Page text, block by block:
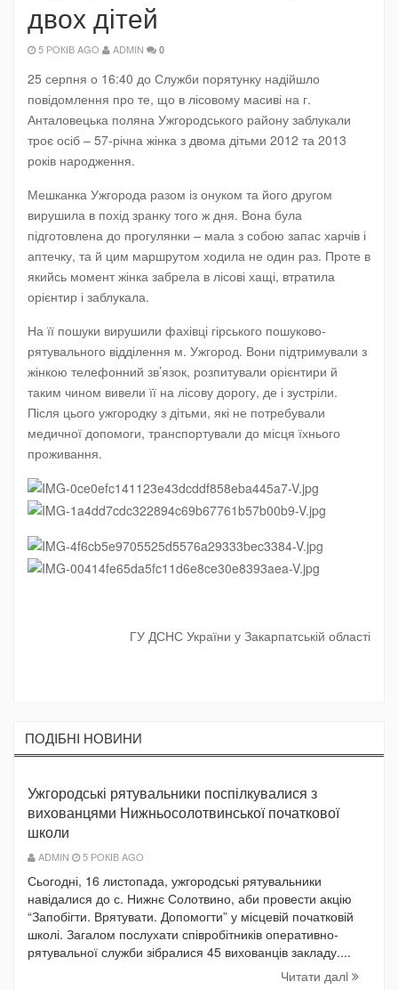
двох дітей
5 РОКІВ AGO ADMIN 0
25 серпня о 16:40 до Служби порятунку надійшло
повідомлення про те, що в лісовому масиві на г.
Анталовецька поляна Ужгородського району заблукали
троє осіб – 57-річна жінка з двома дітьми 2012 та 2013
років народження.
Мешканка Ужгорода разом із онуком та його другом
вирушила в похід зранку того ж дня. Вона була
підготовлена до прогулянки – мала з собою запас харчів і
аптечку, та й цим маршрутом ходила не один раз. Проте в
якийсь момент жінка забрела в лісові хащі, втратила
орієнтир і заблукала.
На її пошуки вирушили фахівці гірського пошуково-
рятувального відділення м. Ужгород. Вони підтримували з
жінкою телефонний зв’язок, розпитували орієнтири й
таким чином вивели її на лісову дорогу, де і зустріли.
Після цього ужгородку з дітьми, які не потребували
медичної допомоги, транспортували до місця їхнього
проживання.
ГУ ДСНС України у Закарпатській області
ПОДIБНI НОВИНИ
Ужгородські рятувальники поспілкувалися з
вихованцями Нижньосолотвинської початкової
школи
ADMIN 5 РОКІВ AGO
Сьогодні, 16 листопада, ужгородські рятувальники
навідалися до с. Нижнє Солотвино, аби провести акцію
“Запобігти. Врятувати. Допомогти” у місцевій початковій
школі. Загалом послухати співробітників оперативно-
рятувальної служби зібралися 45 вихованців закладу....
Читати далi